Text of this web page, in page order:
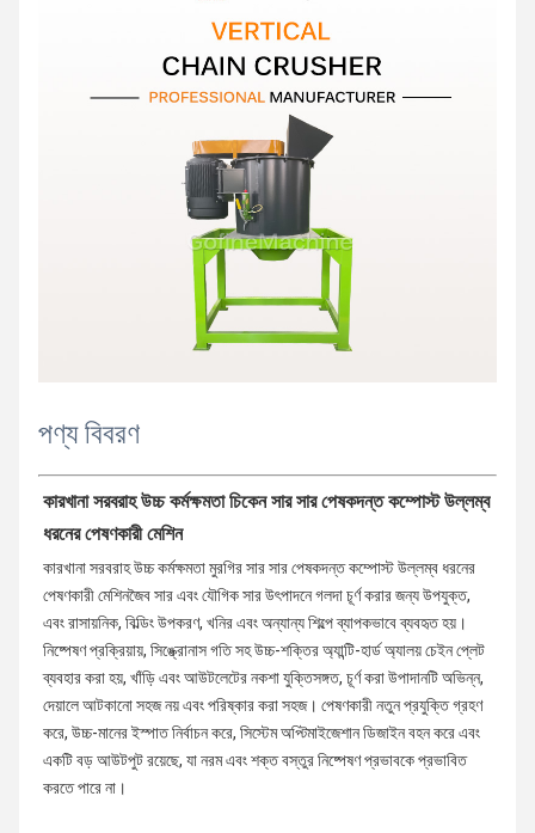
পণ্য বিবরণ
কারখানা সরবরাহ উচ্চ কর্মক্ষমতা চিকেন সার সার পেষকদন্ত কম্পোস্ট উল্লম্ব
ধরনের পেষণকারী মেশিন
কারখানা সরবরাহ উচ্চ কর্মক্ষমতা মুরগির সার সার পেষকদন্ত কম্পোস্ট উল্লম্ব ধরনের
পেষণকারী মেশিনজৈব সার এবং যৌগিক সার উৎপাদনে গলদা চূর্ণ করার জন্য উপযুক্ত,
এবং রাসায়নিক, বিল্ডিং উপকরণ, খনির এবং অন্যান্য শিল্পে ব্যাপকভাবে ব্যবহৃত হয়।
নিষ্পেষণ প্রক্রিয়ায়, সিঙ্ক্রোনাস গতি সহ উচ্চ-শক্তির অ্যান্টি-হার্ড অ্যালয় চেইন প্লেট
ব্যবহার করা হয়, খাঁড়ি এবং আউটলেটের নকশা যুক্তিসঙ্গত, চূর্ণ করা উপাদানটি অভিন্ন,
দেয়ালে আটকানো সহজ নয় এবং পরিষ্কার করা সহজ। পেষণকারী নতুন প্রযুক্তি গ্রহণ
করে, উচ্চ-মানের ইস্পাত নির্বাচন করে, সিস্টেম অপ্টিমাইজেশান ডিজাইন বহন করে এবং
একটি বড় আউটপুট রয়েছে, যা নরম এবং শক্ত বস্তুর নিষ্পেষণ প্রভাবকে প্রভাবিত
করতে পারে না।